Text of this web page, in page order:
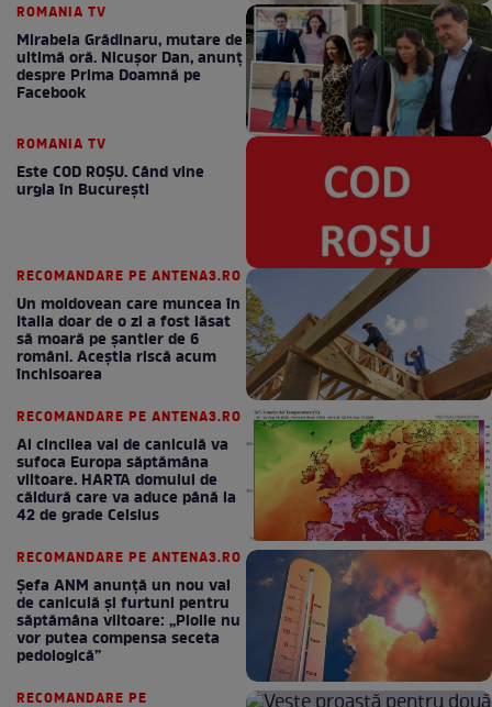
ROMANIA TV
Mirabela Grădinaru, mutare de
ultimă oră. Nicuşor Dan, anunţ
despre Prima Doamnă pe
Facebook
ROMANIA TV
Este COD ROŞU. Când vine
urgia în Bucureşti
RECOMANDARE PE ANTENA3.RO
Un moldovean care muncea în
Italia doar de o zi a fost lăsat
să moară pe şantier de 6
români. Aceștia riscă acum
închisoarea
RECOMANDARE PE ANTENA3.RO
Al cincilea val de caniculă va
sufoca Europa săptămâna
viitoare. HARTA domului de
căldură care va aduce până la
42 de grade Celsius
RECOMANDARE PE ANTENA3.RO
Șefa ANM anunță un nou val
de caniculă și furtuni pentru
săptămâna viitoare: „Ploile nu
vor putea compensa seceta
pedologică”
RECOMANDARE PE